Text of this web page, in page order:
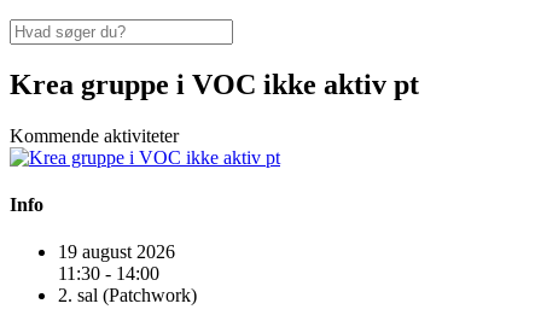
Krea gruppe i VOC ikke aktiv pt
Kommende aktiviteter
Info
19 august 2026
11:30 - 14:00
2. sal (Patchwork)